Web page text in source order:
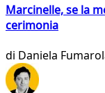
Marcinelle, se la
cerimonia
di Daniela